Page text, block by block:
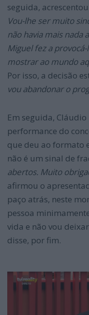
seguida,
Vou-lhe ser muito
não havia mais nada
Miguel fez a
mostrar ao mundo
Por isso, a decisão
vou abandonar o
Em seguida,
performance do
que deu ao formato
não é um sinal de
abertos. Muito
afirmou o
paço atrás, neste
pessoa
vida e não vou
disse, por fim.